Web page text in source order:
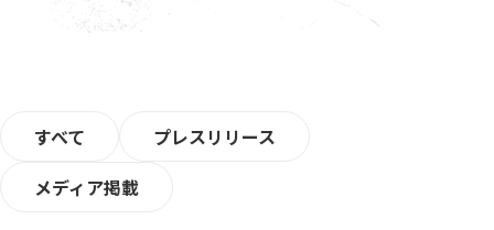
すべて
プレスリリース
メディア掲載